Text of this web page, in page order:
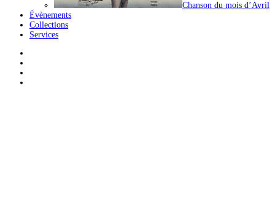
Chanson du mois d’Avril
Évènements
Collections
Services